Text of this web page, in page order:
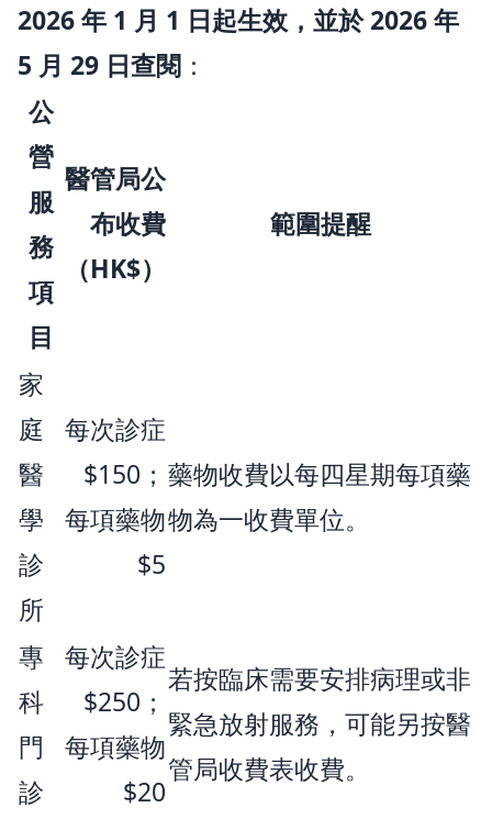
2026 年 1 月 1 日起生效，並於 2026 年
5 月 29 日查閱 ：
公
營
服
務
項
目
醫管局公
布收費
（HK$）
範圍提醒
家
庭
醫
學
診
所
每次診症
$150；
每項藥物
$5
藥物收費以每四星期每項藥
物為一收費單位。
專
科
門
診
每次診症
$250；
每項藥物
$20
若按臨床需要安排病理或非
緊急放射服務，可能另按醫
管局收費表收費。